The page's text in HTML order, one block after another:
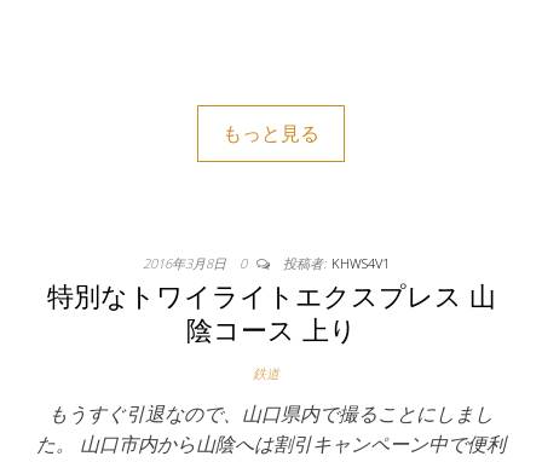
もっと見る
2016年3月8日 0 投稿者: KHWS4V1
特別なトワイライトエクスプレス 山
陰コース 上り
鉄道
もうすぐ引退なので、山口県内で撮ることにしまし
た。 山口市内から山陰へは割引キャンペーン中で便利